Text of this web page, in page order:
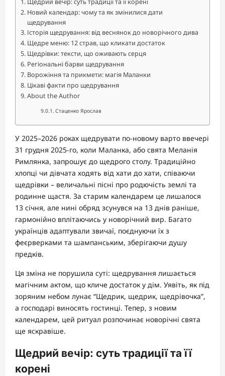
Новий календар: чому та як змінилися дати
щедрування
Історія щедрування: від веснянок до новорічного дива
Щедре меню: 12 страв, що кликати достаток
Щедрівки: тексти, що оживають серця
Регіональні барви щедрування
Ворожіння та прикмети: магія Маланки
Цікаві факти про щедрування
About the Author
Стаценко Ярослав
У 2025–2026 роках щедрувати по-новому варто ввечері
31 грудня 2025-го, коли Маланка, або свята Меланія
Римлянка, запрошує до щедрого столу. Традиційно
хлопці чи дівчата ходять від хати до хати, співаючи
щедрівки – величальні пісні про родючість землі та
родинне щастя. За старим календарем це лишалося
13 січня, але нині обряд зсунувся на 13 днів раніше,
гармонійно вплітаючись у новорічний вир. Багато
українців адаптували звичаї, поєднуючи їх з
феєрверками та шампанським, зберігаючи душу
предків.
Ця зміна не порушила суті: щедрування лишається
магічним актом, що кличе достаток у дім. Уявіть, як під
зоряним небом лунає “Щедрик, щедрик, щедрівочка”,
а господарі виносять гостинці. Тепер, з новим
календарем, цей ритуал розпочинає новорічні свята
ще яскравіше.
Щедрий вечір: суть традиції та її
корені